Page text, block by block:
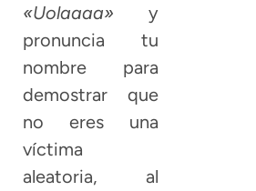
«Uolaaaa» y
pronuncia tu
nombre para
demostrar que
no eres una
víctima
aleatoria, al